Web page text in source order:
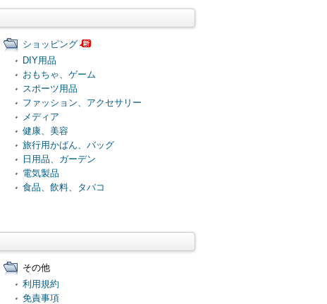
ショッピング
DIY用品
おもちゃ、ゲーム
スポーツ用品
ファッション、アクセサリー
メディア
健康、美容
旅行用かばん、バッグ
日用品、ガーデン
電気製品
食品、飲料、タバコ
その他
利用規約
免責事項